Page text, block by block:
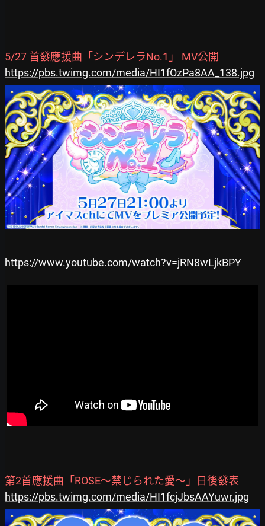
5/27 首發應援曲「シンデレラNo.1」 MV公開
https://pbs.twimg.com/media/HI1fOzPa8AA_138.jpg
https://www.youtube.com/watch?v=jRN8wLjkBPY
第2首應援曲「ROSE～禁じられた愛～」日後發表
https://pbs.twimg.com/media/HI1fcjJbsAAYuwr.jpg